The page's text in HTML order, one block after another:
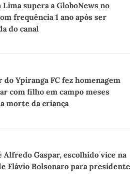
Lima supera a GloboNews no
frequência 1 ano após ser
do canal
do Ypiranga FC fez homenagem
com filho em campo meses
morte da criança
Alfredo Gaspar, escolhido vice na
Flávio Bolsonaro para presidente